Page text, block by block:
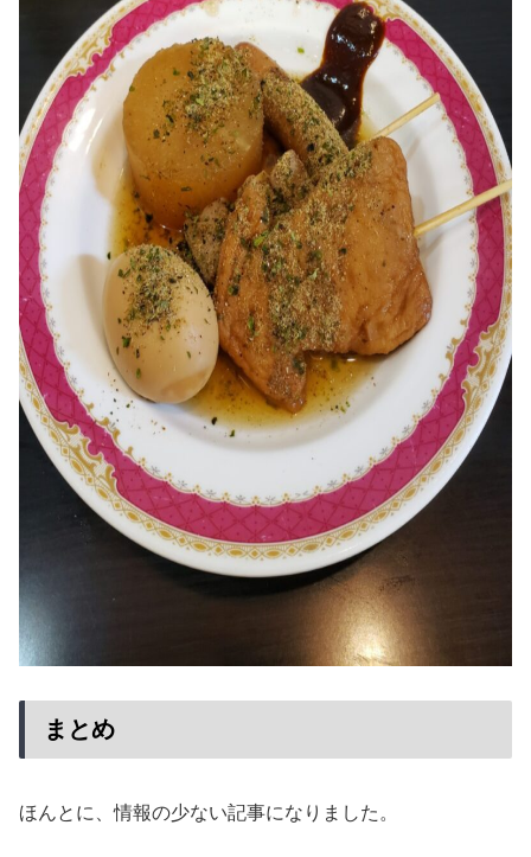
まとめ
ほんとに、情報の少ない記事になりました。